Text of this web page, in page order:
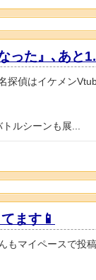
った』､あと
探偵はイケメン
ルシーンも展...
ます📱
もマイペースで投